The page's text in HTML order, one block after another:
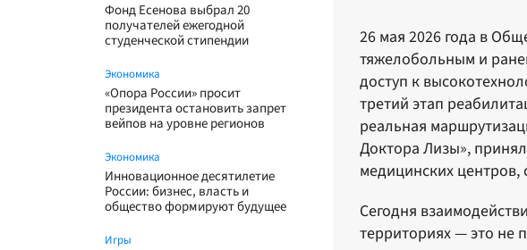
Фонд Есенова выбрал 20
получателей ежегодной
студенческой стипендии
Экономика
«Опора России» просит
президента остановить запрет
вейпов на уровне регионов
Экономика
Инновационное десятилетие
России: бизнес, власть и
общество формируют будущее
Игры
26 мая 2026 года в
тяжелобольным и
доступ к
третий этап
реальная
Доктора Лизы»,
медицинских
Сегодня
территориях — это не